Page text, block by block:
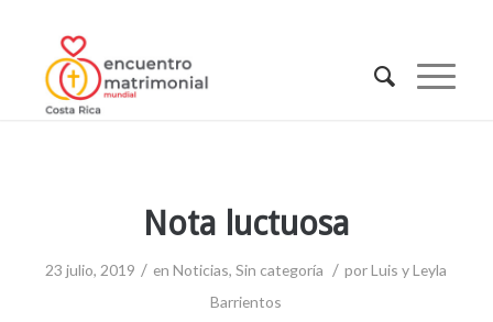
Nota luctuosa
23 julio, 2019 / enNoticias,Sin categoría / porLuis y Leyla
Barrientos